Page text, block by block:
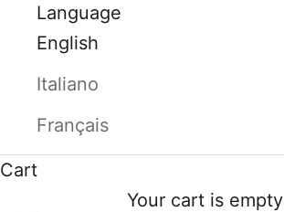
Language
English
Italiano
Français
Cart
Your cart is empty